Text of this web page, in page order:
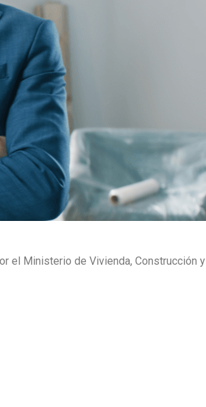
el Ministerio de Vivienda, Construcción y